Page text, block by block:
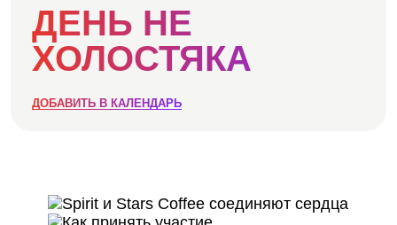
ЧЛЕНАМ КЛУБА
АКЦИИ
НОВОСТИ
ДЕНЬ НЕ
ХОЛОСТЯКА
ДОБАВИТЬ В КАЛЕНДАРЬ